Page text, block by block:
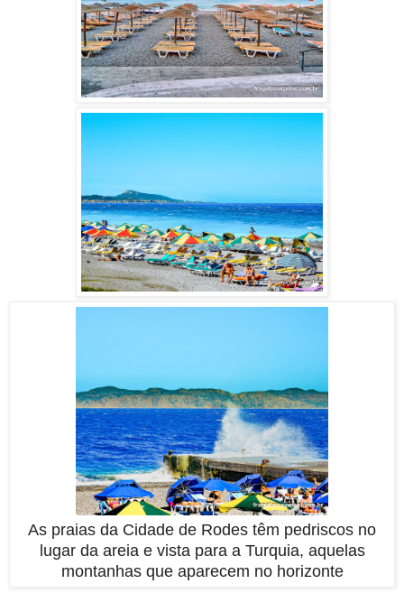
As praias da Cidade de Rodes têm pedriscos no
lugar da areia e vista para a Turquia, aquelas
montanhas que aparecem no horizonte